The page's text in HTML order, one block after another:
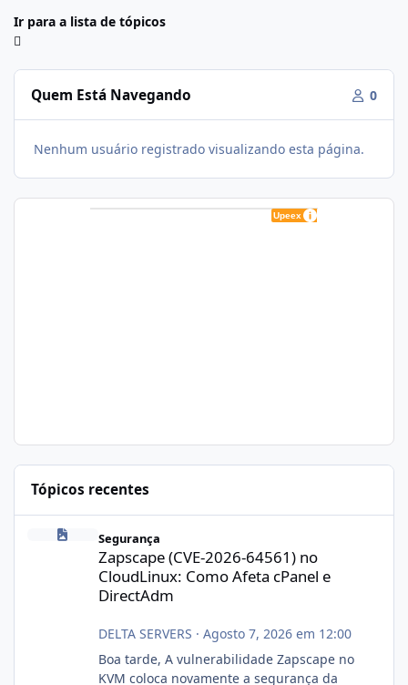
Ir para a lista de tópicos
Quem Está Navegando 0
Nenhum usuário registrado visualizando esta página.
Tópicos recentes
Segurança
Zapscape (CVE-2026-64561) no
CloudLinux: Como Afeta cPanel e
DirectAdm
DELTA SERVERS · Agosto 7, 2026 em 12:00
Boa tarde, A vulnerabilidade Zapscape no
KVM coloca novamente a segurança da